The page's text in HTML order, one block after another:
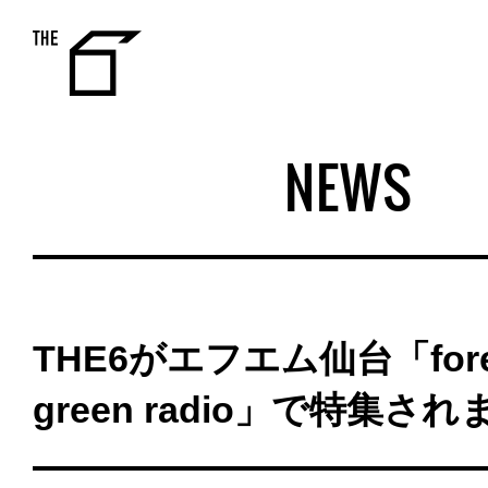
NEWS
THE6がエフエム仙台「
green radio」で特集され